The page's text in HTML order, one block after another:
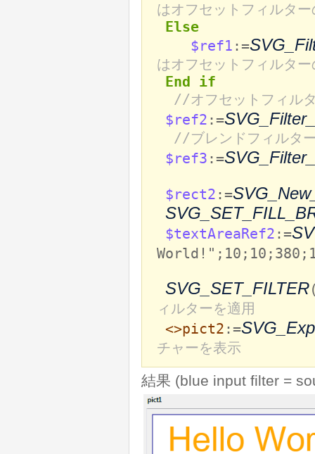
はオフセットフィルタ
Else
$ref1 :=
はオフセットフィルタ
End if
//オフセットフィル
$ref2 :=
//ブレンドフィルタ
$ref3 :=
$rect2 :=
$textAreaRef2 :=
SVG_SET_FILTER
ィルターを適用
<>pict2 :=
チャーを表示
結果 (blue input filter =